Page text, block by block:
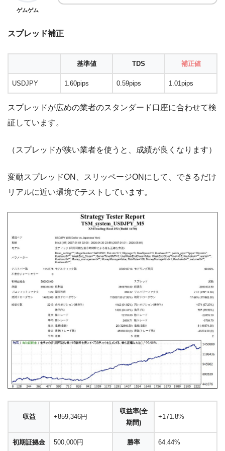
ゲムゲム
スプレッド補正
基準値 TDS 補正値
USDJPY 1.60pips 0.59pips 1.01pips
スプレッドが広めの業者のスタンダード口座に合わせて検
証しています。
（スプレッドが狭い業者を使うと、成績が良くなります）
変動スプレッドON、スリッページONにして、できるだけ
リアルに近い環境でテストしています。
収益 +859,346円
収益率(全
期間)
+171.8%
初期証拠金 500,000円 勝率 64.44%